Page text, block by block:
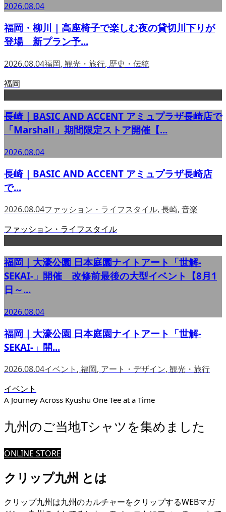
2026.08.04
福岡・柳川｜高座椅子で楽しむ夜の貸切川下りが
登場 新プラン予...
2026.08.04福岡, 観光・旅行, 歴史・伝統
福岡
長崎｜BASIC AND ACCENT アミュプラザ長崎店で
「Marshall」期間限定ストア開催【...
2026.08.04
長崎｜BASIC AND ACCENT アミュプラザ長崎店
で...
2026.08.04ファッション・ライフスタイル, 長崎, 音楽
ファッション・ライフスタイル
福岡｜大濠公園 日本庭園ナイトアート「世解-
SEKAI-」開催 改修前最後の大型イベント【8月1
日～...
2026.08.04
福岡｜大濠公園 日本庭園ナイトアート「世解-
SEKAI-」開...
2026.08.04イベント , 福岡, アート・デザイン, 観光・旅行
イベント
A Journey Across Kyushu One Tee at a Time
九州のご当地Tシャツを集めました
ONLINE STORE
クリップ九州 とは
クリップ九州は九州のカルチャーをクリップするWEBマガ